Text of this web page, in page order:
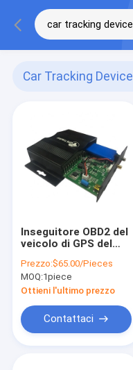
Car Tracking Device
Inseguitore OBD2 del
veicolo di GPS del
dispositivo con il
sensore del
combustibile del
peso
Prezzo:$65.00/Pieces
MOQ:1piece
Ottieni l'ultimo prezzo
Contattaci